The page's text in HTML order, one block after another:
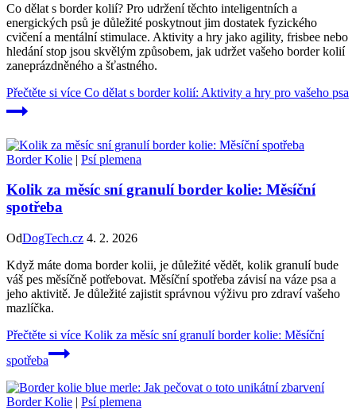
Co dělat s border kolií? Pro udržení těchto inteligentních a
energických psů je důležité poskytnout jim dostatek fyzického
cvičení a mentální stimulace. Aktivity a hry jako agility, frisbee nebo
hledání stop jsou skvělým způsobem, jak udržet vašeho border kolií
zaneprázdněného a šťastného.
Přečtěte si více Co dělat s border kolií: Aktivity a hry pro vašeho psa
Border Kolie | Psí plemena
Kolik za měsíc sní granulí border kolie: Měsíční
spotřeba
OdDogTech.cz 4. 2. 2026
Když máte doma border kolii, je důležité vědět, kolik granulí bude
váš pes měsíčně potřebovat. Měsíční spotřeba závisí na váze psa a
jeho aktivitě. Je důležité zajistit správnou výživu pro zdraví vašeho
mazlíčka.
Přečtěte si více Kolik za měsíc sní granulí border kolie: Měsíční
spotřeba
Border Kolie | Psí plemena